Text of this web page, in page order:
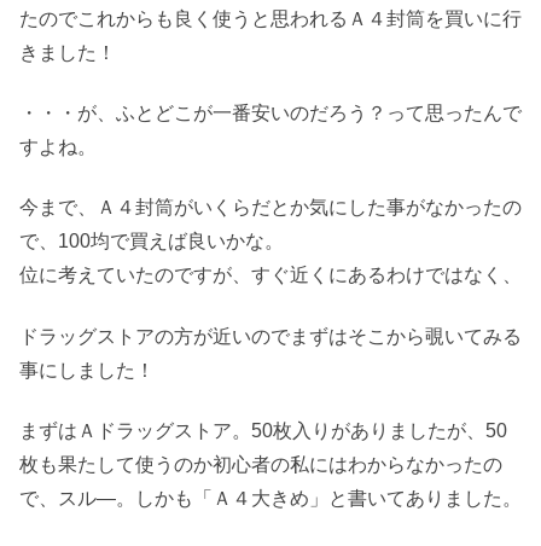
たのでこれからも良く使うと思われるＡ４封筒を買いに行
きました！
・・・が、ふとどこが一番安いのだろう？って思ったんで
すよね。
今まで、Ａ４封筒がいくらだとか気にした事がなかったの
で、100均で買えば良いかな。
位に考えていたのですが、すぐ近くにあるわけではなく、
ドラッグストアの方が近いのでまずはそこから覗いてみる
事にしました！
まずはＡドラッグストア。50枚入りがありましたが、50
枚も果たして使うのか初心者の私にはわからなかったの
で、スル―。しかも「Ａ４大きめ」と書いてありました。